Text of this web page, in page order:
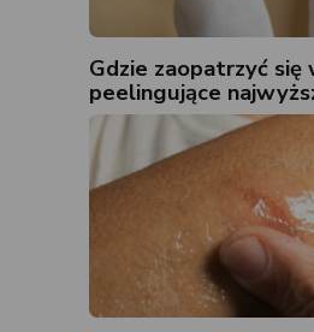
Gdzie zaopatrzyć
peelingujące